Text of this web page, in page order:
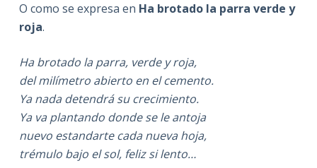
O como se expresa en Ha brotado la parra verde y
roja.
Ha brotado la parra, verde y roja,
del milímetro abierto en el cemento.
Ya nada detendrá su crecimiento.
Ya va plantando donde se le antoja
nuevo estandarte cada nueva hoja,
trémulo bajo el sol, feliz si lento…